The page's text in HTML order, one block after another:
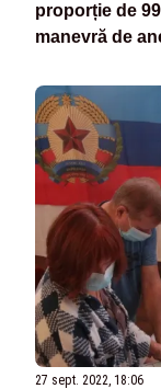
proporție de
manevră de
27 sept. 2022, 18:06